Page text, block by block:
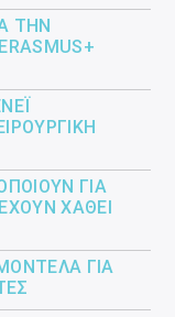
ΤΗΝ
ΓΙΑ
ΧΑΘΕΊ
ΓΙΑ